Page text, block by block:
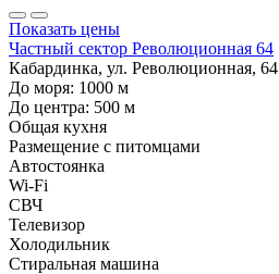
Показать цены
Частный сектор Революционная 64
Кабардинка, ул. Революционная, 64
До моря: 1000 м
До центра: 500 м
Общая кухня
Размещение с питомцами
Автостоянка
Wi-Fi
СВЧ
Телевизор
Холодильник
Стиральная машина